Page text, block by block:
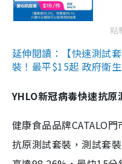
點
延伸閱讀：【快速測試
裝！最平$15起 政府衛
YHLO新冠病毒快速抗原
健康食品品牌CATALO
抗原測試套裝，測試套